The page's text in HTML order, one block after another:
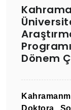
Dönem
Doktora